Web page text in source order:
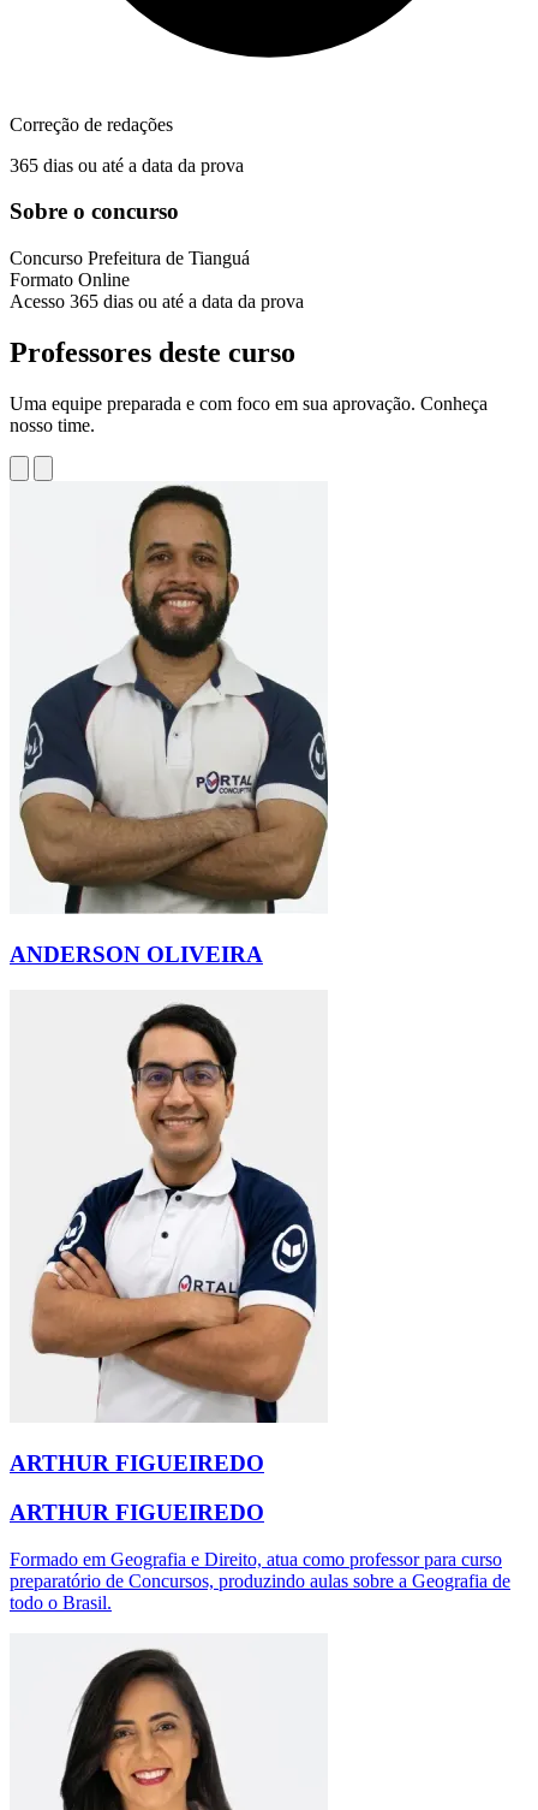
Correção de redações
365 dias ou até a data da prova
Sobre o concurso
Concurso Prefeitura de Tianguá
Formato Online
Acesso 365 dias ou até a data da prova
Professores deste curso
Uma equipe preparada e com foco em sua aprovação. Conheça
nosso time.
ANDERSON OLIVEIRA
ARTHUR FIGUEIREDO
ARTHUR FIGUEIREDO
Formado em Geografia e Direito, atua como professor para curso
preparatório de Concursos, produzindo aulas sobre a Geografia de
todo o Brasil.